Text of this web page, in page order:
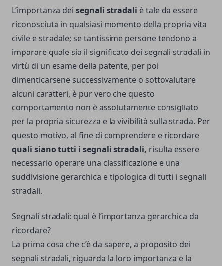
L’importanza dei segnali stradali è tale da essere
riconosciuta in qualsiasi momento della propria vita
civile e stradale; se tantissime persone tendono a
imparare quale sia il significato dei segnali stradali in
virtù di un esame della patente, per poi
dimenticarsene successivamente o sottovalutare
alcuni caratteri, è pur vero che questo
comportamento non è assolutamente consigliato
per la propria sicurezza e la vivibilità sulla strada. Per
questo motivo, al fine di comprendere e ricordare
quali siano tutti i segnali stradali, risulta essere
necessario operare una classificazione e una
suddivisione gerarchica e tipologica di tutti i segnali
stradali.
Segnali stradali: qual è l’importanza gerarchica da
ricordare?
La prima cosa che c’è da sapere, a proposito dei
segnali stradali, riguarda la loro importanza e la